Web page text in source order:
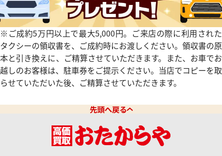
※ご成約5万円以上で最大5,000円。ご来店の際に利用された
タクシーの領収書を、ご成約時にお渡しください。領収書の原
本と引き換えに、ご精算させていただきます。また、お車でお
越しのお客様は、駐車券をご提示ください。当店でコピーを取
らせていただいた後、ご精算させていただきます。
先頭へ戻る